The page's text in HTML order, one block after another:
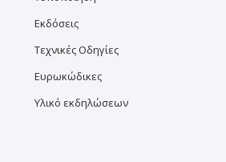
Εκδόσεις
Τεχνικές Οδηγίες
Ευρωκώδικες
Υλικό εκδηλώσεων